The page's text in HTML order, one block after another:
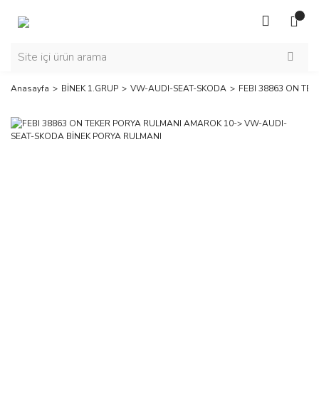
Anasayfa BİNEK 1.GRUP VW-AUDI-SEAT-SKODA FEBI 38863 ON